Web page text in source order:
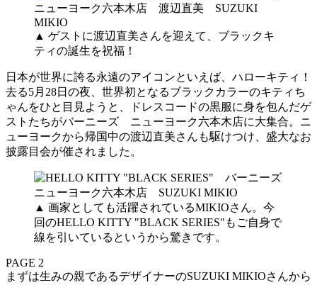
▲ ゲストに渡辺直美さんを迎えて、ブラックキ
ティの誕生を祝福！
日本が世界に誇る永遠のアイコンといえば、ハローキティ！
去る5月28日の夜、世界初となるブラックカラーのキティち
ゃんをひと目見ようと、ドレスコードの黒服に身を包んだゲ
ストたちがバーニーズ ニューヨーク六本木店に大集合。ニ
ューヨークから帰国中の渡辺直美さんも駆けつけ、盛大なお
披露目会が催されました。
▲ 画家としても活躍されているMIKIOさん。今
回のHELLO KITTY "BLACK SERIES"もご自身で
線を引いているというから驚きです。
PAGE 2
まずは生みの親であるデザイナーのSUZUKI MIKIOさんから